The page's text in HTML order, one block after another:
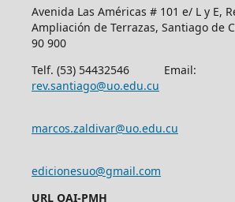
Avenida Las Américas # 101 e/ L y E,
Ampliación de Terrazas, Santiago de
90 900
Telf. (53) 54432546 Email:
rev.santiago@uo.edu.cu
marcos.zaldivar@uo.edu.cu
edicionesuo@gmail.com
URL OAI-PMH